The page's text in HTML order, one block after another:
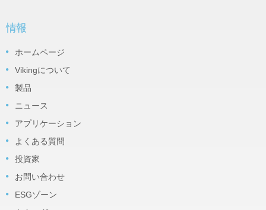
情報
ホームページ
Vikingについて
製品
ニュース
アプリケーション
よくある質問
投資家
お問い合わせ
ESGゾーン